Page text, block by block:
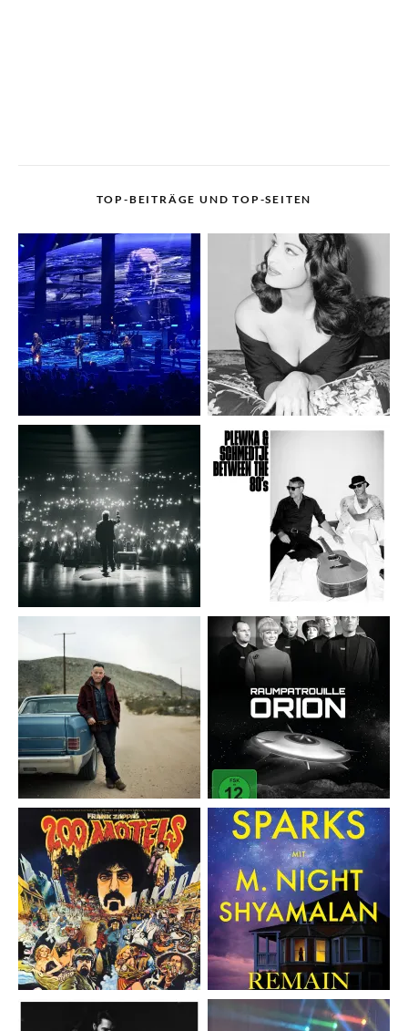
TOP-BEITRÄGE UND TOP-SEITEN